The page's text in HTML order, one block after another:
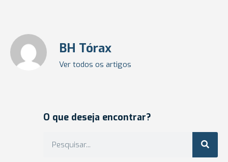
BH Tórax
Ver todos os artigos
O que deseja encontrar?